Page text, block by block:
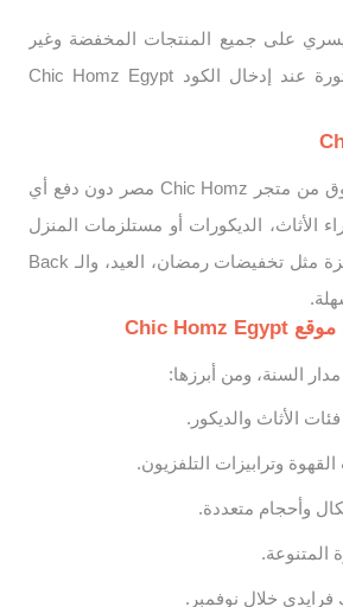
على جميع المنتجات المخفضة وغير
المخفضة. حيث ان الخصم يُحسب على إجمالي الفاتورة عند إدخال الكود Chic Homz Egypt
يمنحك كود خصم شيك هومز شحن مجاني فرصة التسوق من متجر Chic Homz مصر دون دفع أي
الديكورات أو مستلزمات المنزل
عبر الموقع أونلاين. العروض دي بتتجدد في مواسم مميزة مثل تخفيضات رمضان، العيد، والـ Back
الأثاث والديكور.